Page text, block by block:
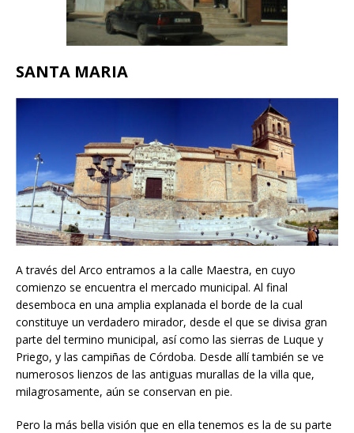
SANTA MARIA
A través del Arco entramos a la calle Maestra, en cuyo
comienzo se encuentra el mercado municipal. Al final
desemboca en una amplia explanada el borde de la cual
constituye un verdadero mirador, desde el que se divisa gran
parte del termino municipal, así como las sierras de Luque y
Priego, y las campiñas de Córdoba. Desde allí también se ve
numerosos lienzos de las antiguas murallas de la villa que,
milagrosamente, aún se conservan en pie.
Pero la más bella visión que en ella tenemos es la de su parte